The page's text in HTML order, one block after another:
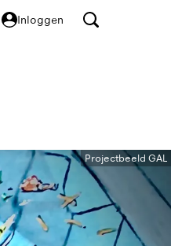
Inloggen
Projectbeeld GAL